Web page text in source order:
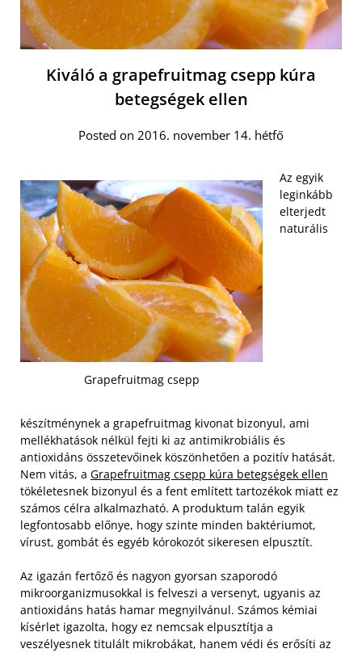
Kiváló a grapefruitmag csepp kúra
betegségek ellen
Posted on 2016. november 14. hétfő
Grapefruitmag csepp
Az egyik
leginkább
elterjedt
naturális
készítménynek a grapefruitmag kivonat bizonyul, ami
mellékhatások nélkül fejti ki az antimikrobiális és
antioxidáns összetevőinek köszönhetően a pozitív hatását.
Nem vitás, a Grapefruitmag csepp kúra betegségek ellen
tökéletesnek bizonyul és a fent említett tartozékok miatt ez
számos célra alkalmazható. A produktum talán egyik
legfontosabb előnye, hogy szinte minden baktériumot,
vírust, gombát és egyéb kórokozót sikeresen elpusztít.
Az igazán fertőző és nagyon gyorsan szaporodó
mikroorganizmusokkal is felveszi a versenyt, ugyanis az
antioxidáns hatás hamar megnyilvánul. Számos kémiai
kísérlet igazolta, hogy ez nemcsak elpusztítja a
veszélyesnek titulált mikrobákat, hanem védi és erősíti az